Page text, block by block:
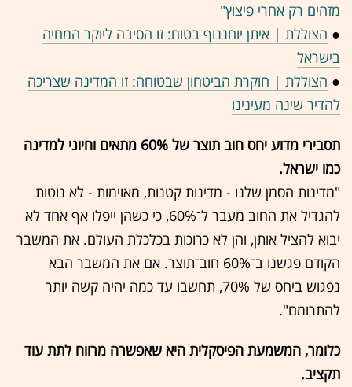
מזהים רק אחרי פיצוץ"
● הצוללת | איתן יוחננוף בטוח: זו הסיבה ליוקר המחיה
בישראל
● הצוללת | חוקרת הביטחון שבטוחה: זו המדינה שצריכה
להדיר שינה מעינינו
תסבירי מדוע יחס חוב תוצר של 60% מתאים וחיוני למדינה
כמו ישראל.
"מדינות הסמן שלנו - מדינות קטנות, מאוימות - לא נוטות
להגדיל את החוב מעבר ל־60%, כי כשהן ייפלו אף אחד לא
יבוא להציל אותן, והן לא כרוכות בכלכלת העולם. את המשבר
הקודם פגשנו ב־60% חוב־תוצר. אם את המשבר הבא
נפגוש ביחס של 70%, תחשבו עד כמה יהיה קשה יותר
להתרומם".
כלומר, המשמעת הפיסקלית היא שאפשרה מרווח לתת עוד
תקציב.